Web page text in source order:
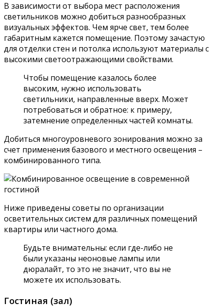
В зависимости от выбора мест расположения
светильников можно добиться разнообразных
визуальных эффектов. Чем ярче свет, тем более
габаритным кажется помещение. Поэтому зачастую
для отделки стен и потолка используют материалы с
высокими светоотражающими свойствами.
Чтобы помещение казалось более
высоким, нужно использовать
светильники, направленные вверх. Может
потребоваться и обратное: к примеру,
затемнение определенных частей комнаты.
Добиться многоуровневого зонирования можно за
счет применения базового и местного освещения –
комбинированного типа.
Ниже приведены советы по организации
осветительных систем для различных помещений
квартиры или частного дома.
Будьте внимательны: если где-либо не
были указаны неоновые лампы или
дюралайт, то это не значит, что вы не
можете их использовать.
Гостиная (зал)